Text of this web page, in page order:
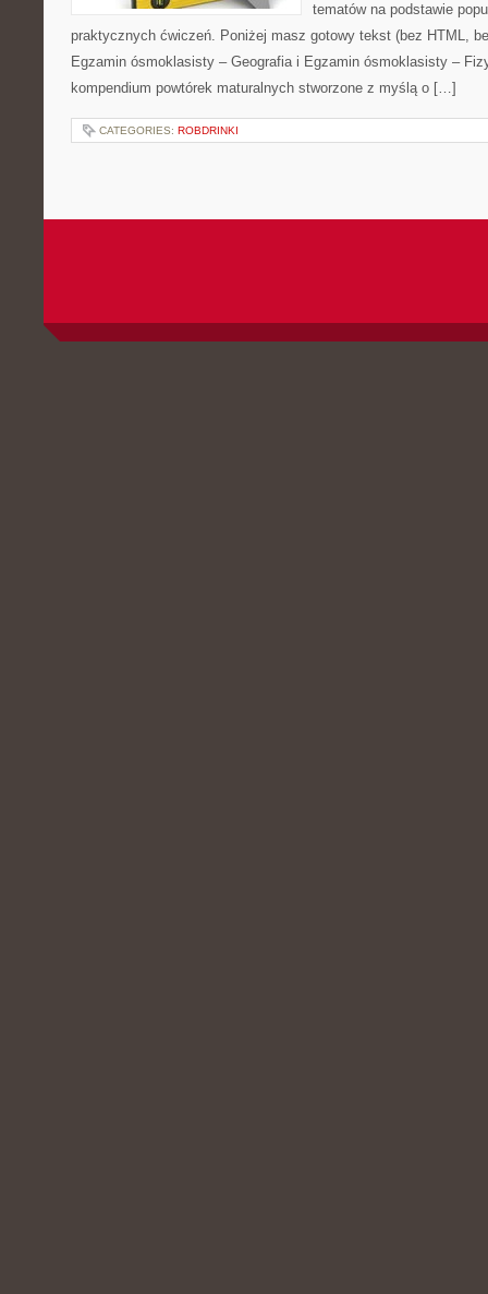
tematów na podstawie
praktycznych ćwiczeń. Poniżej masz gotowy tekst (bez HTML,
Egzamin ósmoklasisty – Geografia i Egzamin ósmoklasisty –
kompendium powtórek maturalnych stworzone z myślą o […]
CATEGORIES: ROBDRINKI